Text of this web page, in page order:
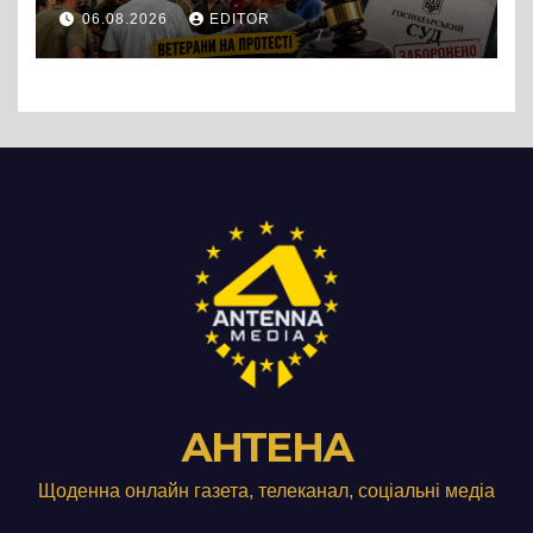
протест до стін
підприємства ТОВ «Омега
Три», що займається
06.08.2026 EDITOR
АНТЕНА
Щоденна онлайн газета, телеканал, соціальні медіа